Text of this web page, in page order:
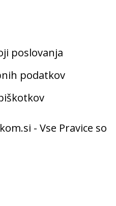
poslovanja
podatkov
kov
- Vse Pravice so